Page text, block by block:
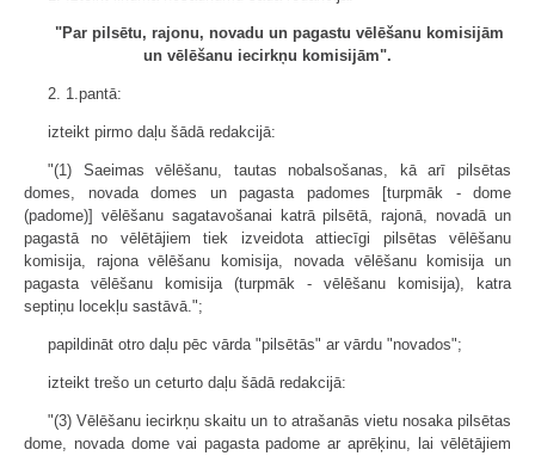
"Par pilsētu, rajonu, novadu un pagastu vēlēšanu komisijām
un vēlēšanu iecirkņu komisijām".
2. 1.pantā:
izteikt pirmo daļu šādā redakcijā:
"(1) Saeimas vēlēšanu, tautas nobalsošanas, kā arī pilsētas
domes, novada domes un pagasta padomes [turpmāk - dome
(padome)] vēlēšanu sagatavošanai katrā pilsētā, rajonā, novadā un
pagastā no vēlētājiem tiek izveidota attiecīgi pilsētas vēlēšanu
komisija, rajona vēlēšanu komisija, novada vēlēšanu komisija un
pagasta vēlēšanu komisija (turpmāk - vēlēšanu komisija), katra
septiņu locekļu sastāvā.";
papildināt otro daļu pēc vārda "pilsētās" ar vārdu "novados";
izteikt trešo un ceturto daļu šādā redakcijā:
"(3) Vēlēšanu iecirkņu skaitu un to atrašanās vietu nosaka pilsētas
dome, novada dome vai pagasta padome ar aprēķinu, lai vēlētājiem